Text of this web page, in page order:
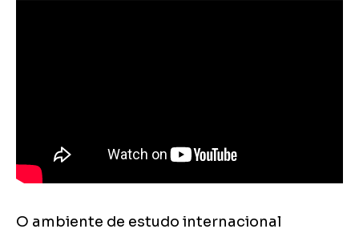
O ambiente de estudo internacional